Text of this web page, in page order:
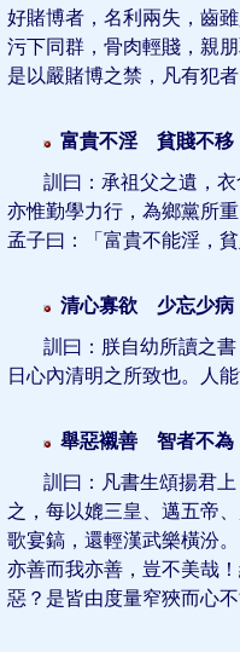
好賭博者，名利兩失，齒
污下同群，骨肉輕賤，親
是以嚴賭博之禁，凡有犯
富貴不淫 貧賤不移
訓曰：承祖父之遺，
亦惟勤學力行，為鄉黨所
孟子曰：「富貴不能淫，
清心寡欲 少忘少病
訓曰：朕自幼所讀之
日心內清明之所致也。人
舉惡襯善 智者不為
訓曰：凡書生頌揚君
之，每以媲三皇、邁五帝
歌宴鎬，還輕漢武樂橫汾
亦善而我亦善，豈不美哉
惡？是皆由度量窄狹而心